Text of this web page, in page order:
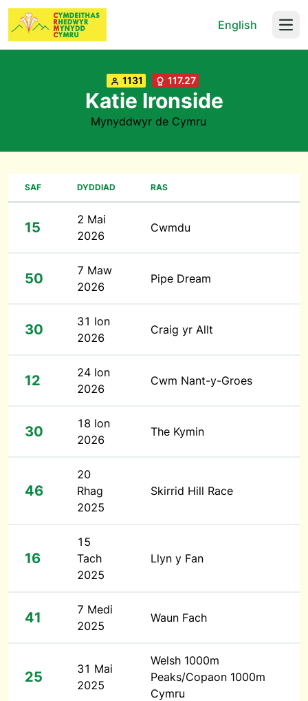
English
1131 117.27
Katie Ironside
Mynyddwyr de Cymru
SAF DYDDIAD RAS
15
2 Mai
2026
Cwmdu
50
7 Maw
2026
Pipe Dream
30
31 Ion
2026
Craig yr Allt
12
24 Ion
2026
Cwm Nant-y-Groes
30
18 Ion
2026
The Kymin
46
20
Rhag
2025
Skirrid Hill Race
16
15
Tach
2025
Llyn y Fan
41
7 Medi
2025
Waun Fach
25
31 Mai
2025
Welsh 1000m
Peaks/Copaon 1000m
Cymru